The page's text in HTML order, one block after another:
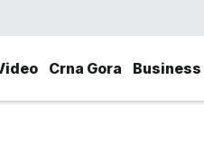
Crna Gora